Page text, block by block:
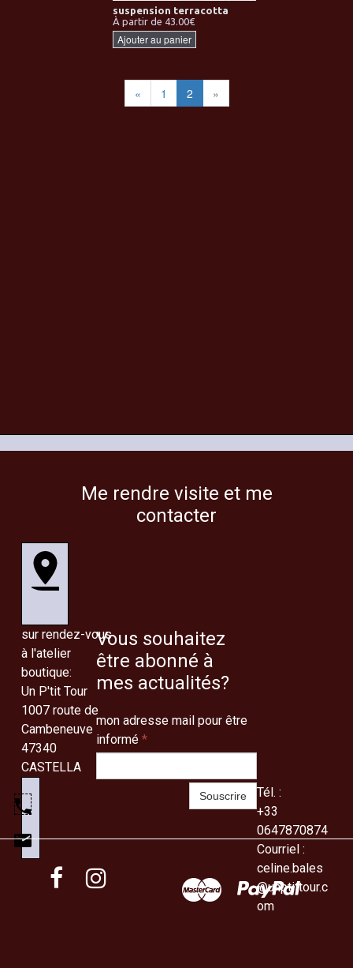
suspension terracotta
À partir de 43.00€
Ajouter au panier
« 1 2 »
Me rendre visite et me
contacter
sur rendez-vous
à l'atelier
boutique:
Un P'tit Tour
1007 route de
Cambeneuve
47340
CASTELLA
Tél. :
+33
0647870874
Courriel :
celine.bales
@unptittour.c
om
Vous souhaitez
être abonné à
mes actualités?
mon adresse mail pour être
informé *
Souscrire
 